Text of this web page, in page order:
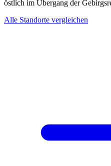
östlich im Übergang der
Alle Standorte vergleichen